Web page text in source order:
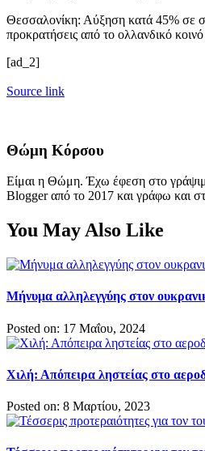
Θεσσαλονίκη: Αύξηση κατά 45% σε
προκρατήσεις από το ολλανδικό
[ad_2]
Source link
Θώμη Κόρσου
Είμαι η Θώμη. Έχω έφεση στο
Blogger από το 2017 και γράφω και
You May Also Like
Μήνυμα αλληλεγγύης στον
Posted on: 17 Μαΐου, 2024
Χιλή: Απόπειρα ληστείας στο
Posted on: 8 Μαρτίου, 2023